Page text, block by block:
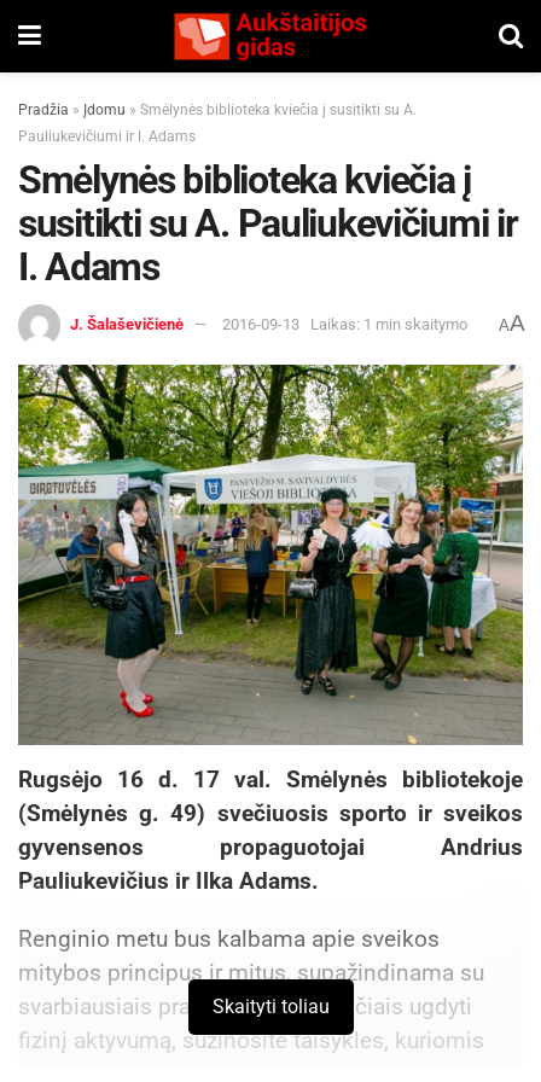
Pradžia » Įdomu » Smėlynės biblioteka kviečia į susitikti su A.
Pauliukevičiumi ir I. Adams
Smėlynės biblioteka kviečia į
susitikti su A. Pauliukevičiumi ir
I. Adams
J. Šalaševičienė 2016-09-13 Laikas: 1 min skaitymo AA
Rugsėjo 16 d. 17 val. Smėlynės bibliotekoje
(Smėlynės g. 49) svečiuosis sporto ir sveikos
gyvensenos propaguotojai Andrius
Pauliukevičius ir Ilka Adams.
Renginio metu bus kalbama apie sveikos
mitybos principus ir mitus, supažindinama su
svarbiausiais pratimais, padedančiais ugdyti
fizinį aktyvumą, sužinosite taisykles, kuriomis
Skaityti toliau